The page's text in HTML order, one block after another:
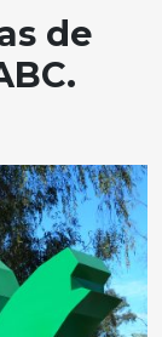
de